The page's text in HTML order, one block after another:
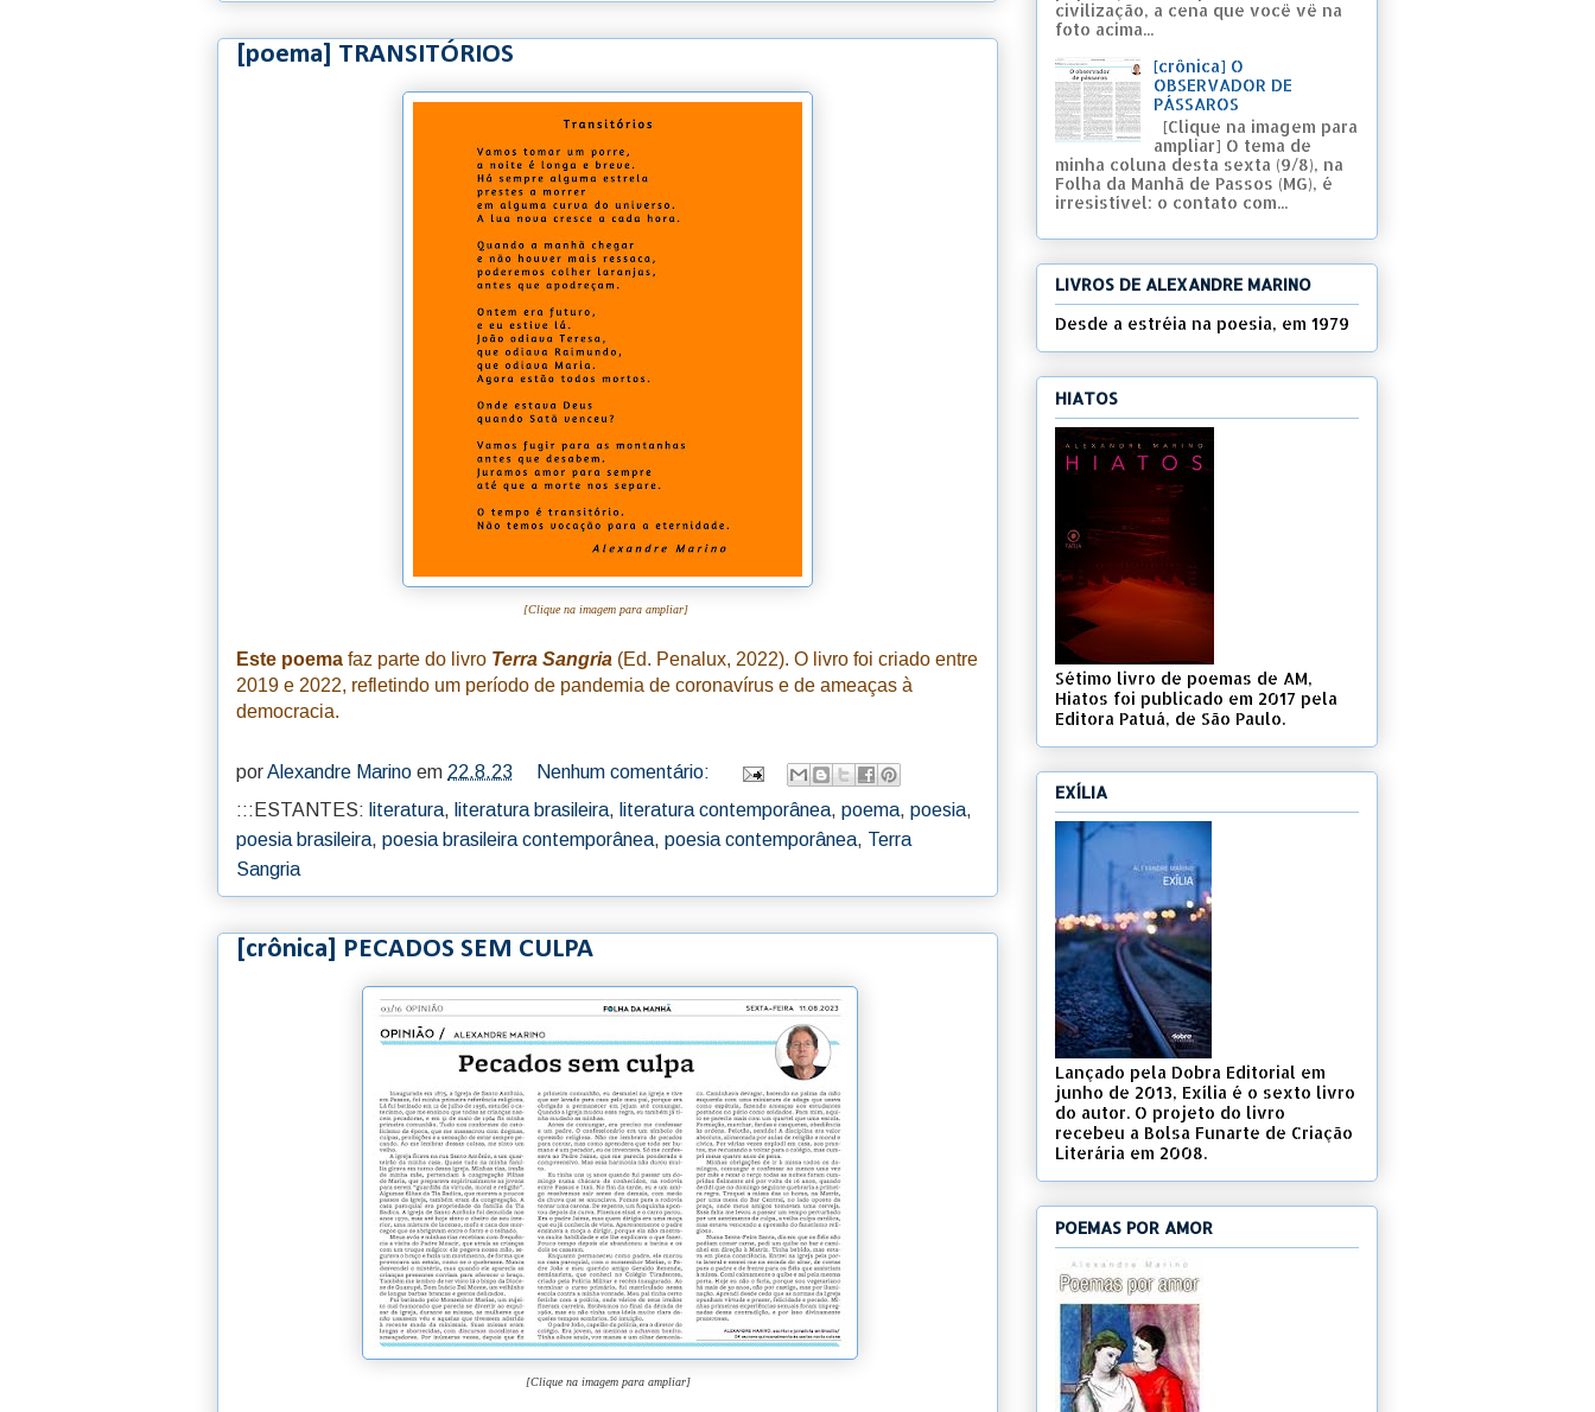
[poema] TRANSITÓRIOS
[Clique na imagem para ampliar]
Este poema faz parte do livro Terra Sangria (Ed. Penalux, 2022). O livro foi criado entre
2019 e 2022, refletindo um período de pandemia de coronavírus e de ameaças à
democracia.
porAlexandre Marino em 22.8.23
Nenhum comentário:
:::ESTANTES: literatura, literatura brasileira, literatura contemporânea, poema, poesia,
poesia brasileira, poesia brasileira contemporânea, poesia contemporânea, Terra
Sangria
[crônica] PECADOS SEM CULPA
[Clique na imagem para ampliar]
civilização, a cena que você vê na
foto acima...
[crônica] O
OBSERVADOR DE
PÁSSAROS
[Clique na imagem para
ampliar] O tema de
minha coluna desta sexta (9/8), na
Folha da Manhã de Passos (MG), é
irresistível: o contato com...
LIVROS DE ALEXANDRE MARINO
Desde a estréia na poesia, em 1979
HIATOS
Sétimo livro de poemas de AM,
Hiatos foi publicado em 2017 pela
Editora Patuá, de São Paulo.
EXÍLIA
Lançado pela Dobra Editorial em
junho de 2013, Exília é o sexto livro
do autor. O projeto do livro
recebeu a Bolsa Funarte de Criação
Literária em 2008.
POEMAS POR AMOR